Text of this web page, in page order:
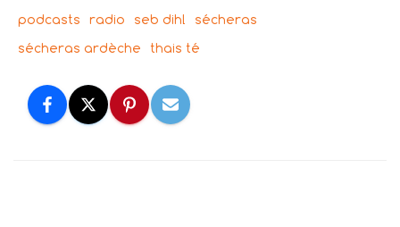
podcasts radio seb dihl
sécheras
sécheras ardèche thais té